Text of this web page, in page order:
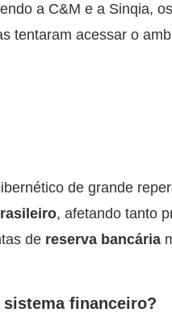
a C&M e a Sinqia,
tentaram acessar o
de grande
, afetando tanto
de reserva bancária
financeiro?